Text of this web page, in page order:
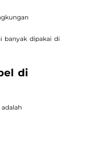
banyak dipakai di
di